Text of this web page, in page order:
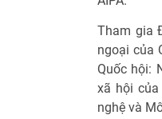
Tham gia
ngoại của
Quốc hội:
xã hội của
nghệ và